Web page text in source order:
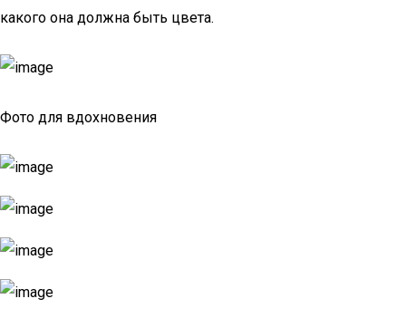
какого она должна быть цвета.
Фото для вдохновения